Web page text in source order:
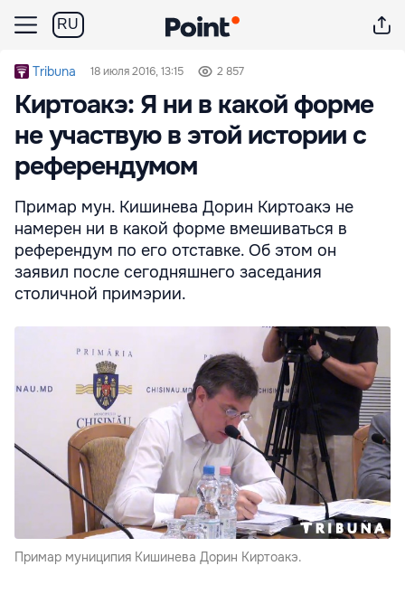
RU
Tribuna 18 июля 2016, 13:15 2 857
Киртоакэ: Я ни в какой форме
не участвую в этой истории с
референдумом
Примар мун. Кишинева Дорин Киртоакэ не
намерен ни в какой форме вмешиваться в
референдум по его отставке. Об этом он
заявил после сегодняшнего заседания
столичной примэрии.
Примар муниципия Кишинева Дорин Киртоакэ.